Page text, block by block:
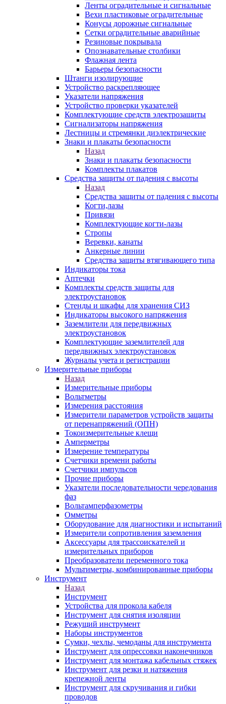
Ленты оградительные и сигнальные
Вехи пластиковые оградительные
Конусы дорожные сигнальные
Сетки оградительные аварийные
Резиновые покрывала
Опознавательные столбики
Флажная лента
Барьеры безопасности
Штанги изолирующие
Устройство раскрепляющее
Указатели напряжения
Устройство проверки указателей
Комплектующие средств электрозащиты
Сигнализаторы напряжения
Лестницы и стремянки диэлектрические
Знаки и плакаты безопасности
Назад
Знаки и плакаты безопасности
Комплекты плакатов
Средства защиты от падения с высоты
Назад
Средства защиты от падения с высоты
Когти,лазы
Привязи
Комплектующие когти-лазы
Стропы
Веревки, канаты
Анкерные линии
Средства защиты втягивающего типа
Индикаторы тока
Аптечки
Комплекты средств защиты для
электроустановок
Стенды и шкафы для хранения СИЗ
Индикаторы высокого напряжения
Заземлители для передвижных
электроустановок
Комплектующие заземлителей для
передвижных электроустановок
Журналы учета и регистрации
Измерительные приборы
Назад
Измерительные приборы
Вольтметры
Измерения расстояния
Измерители параметров устройств защиты
от перенапряжений (ОПН)
Токоизмерительные клещи
Амперметры
Измерение температуры
Счетчики времени работы
Счетчики импульсов
Прочие приборы
Указатели последовательности чередования
фаз
Вольтамперфазометры
Омметры
Оборудование для диагностики и испытаний
Измерители сопротивления заземления
Аксессуары для трассоискателей и
измерительных приборов
Преобразователи переменного тока
Мультиметры, комбинированные приборы
Инструмент
Назад
Инструмент
Устройства для прокола кабеля
Инструмент для снятия изоляции
Режущий инструмент
Наборы инструментов
Сумки, чехлы, чемоданы для инструмента
Инструмент для опрессовки наконечников
Инструмент для монтажа кабельных стяжек
Инструмент для резки и натяжения
крепежной ленты
Инструмент для скручивания и гибки
проводов